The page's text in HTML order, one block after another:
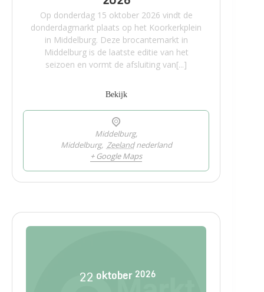
Op donderdag 15 oktober 2026 vindt de
donderdagmarkt plaats op het Koorkerkplein
in Middelburg. Deze brocantemarkt in
Middelburg is de laatste editie van het
seizoen en vormt de afsluiting van[...]
Bekijk
Middelburg,
Middelburg, Zeeland nederland
+ Google Maps
22 oktober 2026